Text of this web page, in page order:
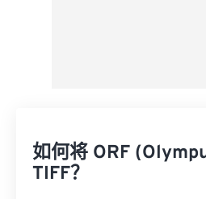
如何将 ORF
TIFF？